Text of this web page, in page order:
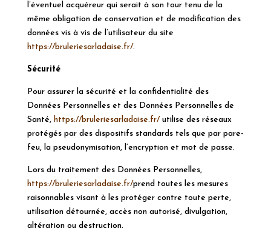
l’éventuel acquéreur qui serait à son tour tenu de la
même obligation de conservation et de modification des
données vis à vis de l’utilisateur du site
https://bruleriesarladaise.fr/.
Sécurité
Pour assurer la sécurité et la confidentialité des
Données Personnelles et des Données Personnelles de
Santé, https://bruleriesarladaise.fr/ utilise des réseaux
protégés par des dispositifs standards tels que par pare-
feu, la pseudonymisation, l’encryption et mot de passe.
Lors du traitement des Données Personnelles,
https://bruleriesarladaise.fr/prend toutes les mesures
raisonnables visant à les protéger contre toute perte,
utilisation détournée, accès non autorisé, divulgation,
altération ou destruction.